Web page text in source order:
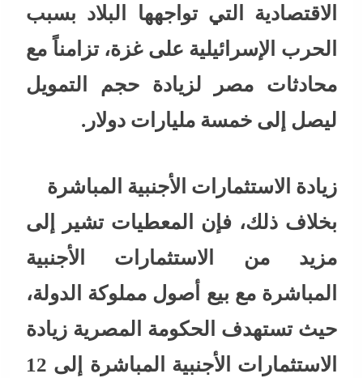
الاقتصادية التي تواجهها البلاد بسبب
الحرب الإسرائيلية على غزة، تزامناً مع
محادثات مصر لزيادة حجم التمويل
ليصل إلى خمسة مليارات دولار.
زيادة الاستثمارات الأجنبية المباشرة
بخلاف ذلك، فإن المعطيات تشير إلى
مزيد من الاستثمارات الأجنبية
المباشرة مع بيع أصول مملوكة الدولة،
حيث تستهدف الحكومة المصرية زيادة
الاستثمارات الأجنبية المباشرة إلى 12